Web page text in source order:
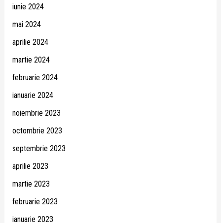
iunie 2024
mai 2024
aprilie 2024
martie 2024
februarie 2024
ianuarie 2024
noiembrie 2023
octombrie 2023
septembrie 2023
aprilie 2023
martie 2023
februarie 2023
ianuarie 2023